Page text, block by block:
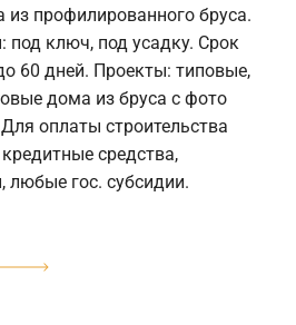
из профилированного бруса.
под ключ, под усадку. Срок
60 дней. Проекты: типовые,
дома из бруса с фото
оплаты строительства
средства,
любые гос. субсидии.